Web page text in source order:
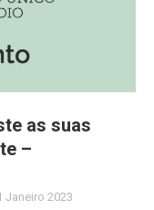
as suas
–
Janeiro 2023